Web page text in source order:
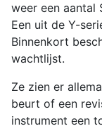
weer een aantal
Een uit de Y-
Binnenkort
wachtlijst.
Ze zien er
beurt of een
instrument een